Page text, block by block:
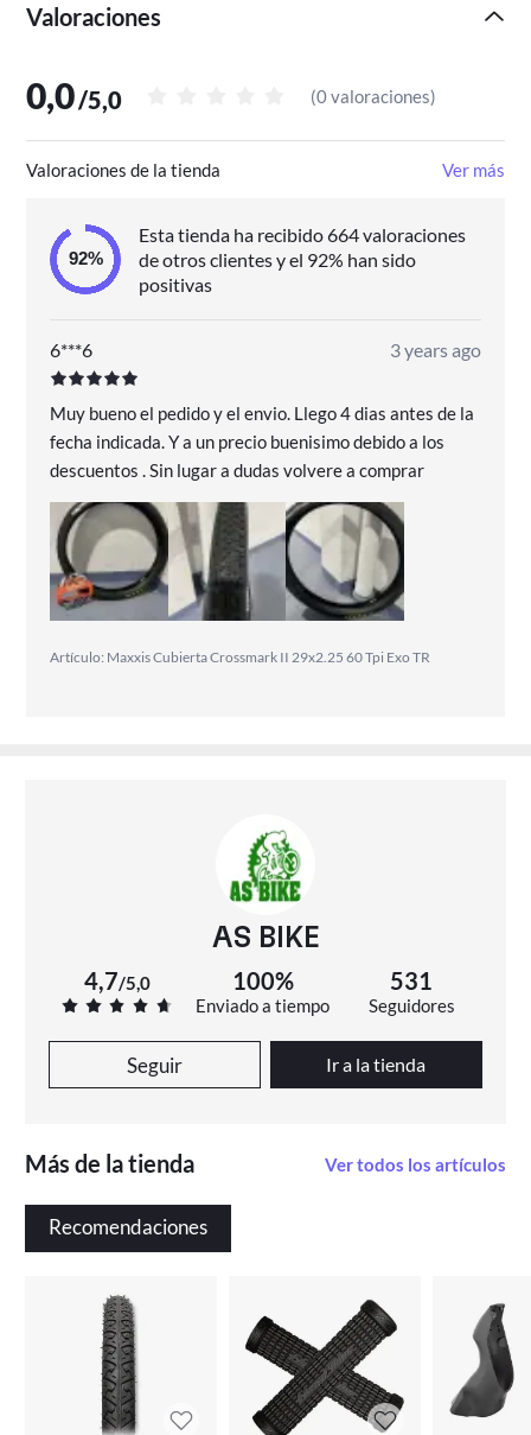
Valoraciones
0,0/5,0 (0 valoraciones)
Valoraciones de la tienda Ver más
Esta tienda ha recibido 664 valoraciones
de otros clientes y el 92% han sido
positivas
6***6 3 years ago
Muy bueno el pedido y el envio. Llego 4 dias antes de la
fecha indicada. Y a un precio buenisimo debido a los
descuentos . Sin lugar a dudas volvere a comprar
Artículo: Maxxis Cubierta Crossmark II 29x2.25 60 Tpi Exo TR
AS BIKE
4,7/5,0 100%
Enviado a tiempo
531
Seguidores
Seguir Ir a la tienda
Más de la tienda Ver todos los artículos
Recomendaciones